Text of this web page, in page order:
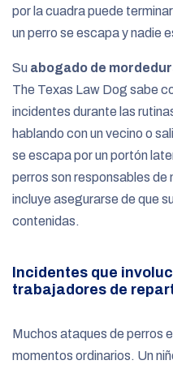
por la cuadra puede
un perro se escapa y nadie
Su abogado de
The Texas Law Dog sabe
incidentes durante las
hablando con un vecino o
se escapa por un portón
perros son responsables
incluye asegurarse de que
contenidas.
Incidentes que
trabajadores de
Muchos ataques de perros
momentos ordinarios. Un